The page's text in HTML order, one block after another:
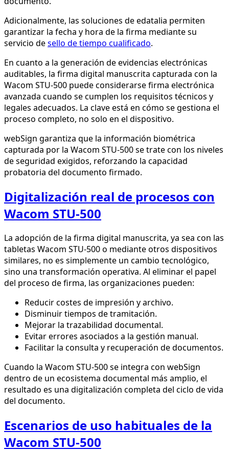
Adicionalmente, las soluciones de edatalia permiten
garantizar la fecha y hora de la firma mediante su
servicio desello de tiempo cualificado.
En cuanto a la generación de evidencias electrónicas
auditables, la firma digital manuscrita capturada con la
Wacom STU-500 puede considerarse firma electrónica
avanzada cuando se cumplen los requisitos técnicos y
legales adecuados. La clave está en cómo se gestiona el
proceso completo, no solo en el dispositivo.
webSign garantiza que la información biométrica
capturada por la Wacom STU-500 se trate con los niveles
de seguridad exigidos, reforzando la capacidad
probatoria del documento firmado.
Digitalización real de procesos con
Wacom STU-500
La adopción de la firma digital manuscrita, ya sea con las
tabletas Wacom STU-500 o mediante otros dispositivos
similares, no es simplemente un cambio tecnológico,
sino una transformación operativa. Al eliminar el papel
del proceso de firma, las organizaciones pueden:
Reducir costes de impresión y archivo.
Disminuir tiempos de tramitación.
Mejorar la trazabilidad documental.
Evitar errores asociados a la gestión manual.
Facilitar la consulta y recuperación de documentos.
Cuando la Wacom STU-500 se integra con webSign
dentro de un ecosistema documental más amplio, el
resultado es una digitalización completa del ciclo de vida
del documento.
Escenarios de uso habituales de la
Wacom STU-500